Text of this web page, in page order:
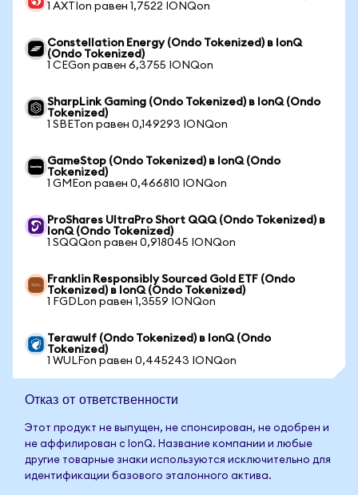
1 AXTIon равен 1,7522 IONQon
Constellation Energy (Ondo Tokenized) в IonQ
(Ondo Tokenized)
1 CEGon равен 6,3755 IONQon
SharpLink Gaming (Ondo Tokenized) в IonQ (Ondo
Tokenized)
1 SBETon равен 0,149293 IONQon
GameStop (Ondo Tokenized) в IonQ (Ondo
Tokenized)
1 GMEon равен 0,466810 IONQon
ProShares UltraPro Short QQQ (Ondo Tokenized) в
IonQ (Ondo Tokenized)
1 SQQQon равен 0,918045 IONQon
Franklin Responsibly Sourced Gold ETF (Ondo
Tokenized) в IonQ (Ondo Tokenized)
1 FGDLon равен 1,3559 IONQon
Terawulf (Ondo Tokenized) в IonQ (Ondo
Tokenized)
1 WULFon равен 0,445243 IONQon
Отказ от ответственности
Этот продукт не выпущен, не спонсирован, не одобрен и
не аффилирован с IonQ. Название компании и любые
другие товарные знаки используются исключительно для
идентификации базового эталонного актива.